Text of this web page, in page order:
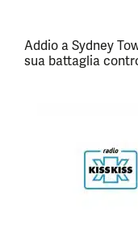
Addio a Sydney
sua battaglia